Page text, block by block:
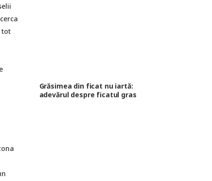
tot
Grăsimea din ficat nu iartă:
adevărul despre ficatul gras